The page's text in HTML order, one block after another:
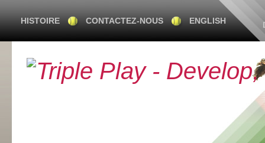
HISTOIRE CONTACTEZ-NOUS ENGLISH